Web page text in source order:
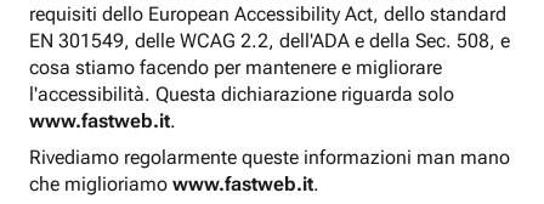
requisiti dello European Accessibility Act, dello standard
EN 301549, delle WCAG 2.2, dell'ADA e della Sec. 508, e
cosa stiamo facendo per mantenere e migliorare
l'accessibilità. Questa dichiarazione riguarda solo
www.fastweb.it.
Rivediamo regolarmente queste informazioni man mano
che miglioriamo www.fastweb.it.